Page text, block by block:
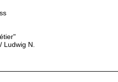
Ludwig N.